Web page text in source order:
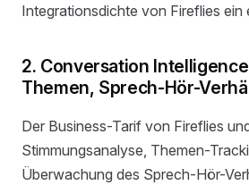
Integrationsdichte von Fireflies ein
2. Conversation
Themen, Sprech-Hör-
Der Business-Tarif von Fireflies
Stimmungsanalyse, Themen-
Überwachung des Sprech-Hör-